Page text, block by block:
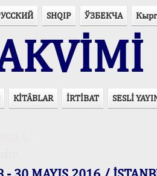
SHQIP ЎЗБЕКЧА
KİTÂBLAR İRTİBAT SESLİ